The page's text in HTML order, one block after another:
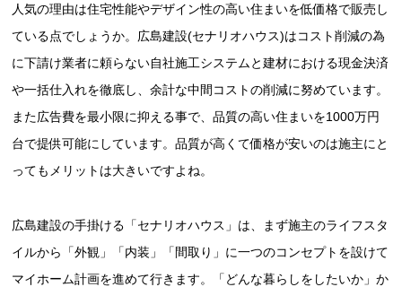
人気の理由は住宅性能やデザイン性の高い住まいを低価格で販売し
ている点でしょうか。広島建設(セナリオハウス)はコスト削減の為
に下請け業者に頼らない自社施工システムと建材における現金決済
や一括仕入れを徹底し、余計な中間コストの削減に努めています。
また広告費を最小限に抑える事で、品質の高い住まいを1000万円
台で提供可能にしています。品質が高くて価格が安いのは施主にと
ってもメリットは大きいですよね。
広島建設の手掛ける「セナリオハウス」は、まず施主のライフスタ
イルから「外観」「内装」「間取り」に一つのコンセプトを設けて
マイホーム計画を進めて行きます。「どんな暮らしをしたいか」か